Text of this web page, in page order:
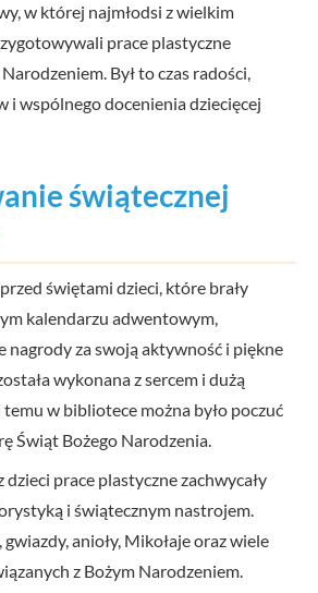
w której najmłodsi z wielkim
prace plastyczne
Był to czas radości,
i wspólnego docenienia dziecięcej
świątecznej
świętami dzieci, które brały
kalendarzu adwentowym,
nagrody za swoją aktywność i piękne
wykonana z sercem i dużą
w bibliotece można było poczuć
Świąt Bożego Narodzenia.
prace plastyczne zachwycały
i świątecznym nastrojem.
anioły, Mikołaje oraz wiele
z Bożym Narodzeniem.